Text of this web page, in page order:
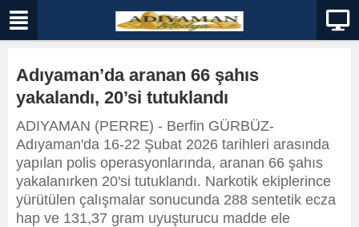
Adıyaman’da aranan 66 şahıs
yakalandı, 20’si tutuklandı
ADIYAMAN (PERRE) - Berfin GÜRBÜZ-
Adıyaman'da 16-22 Şubat 2026 tarihleri arasında
yapılan polis operasyonlarında, aranan 66 şahıs
yakalanırken 20'si tutuklandı. Narkotik ekiplerince
yürütülen çalışmalar sonucunda 288 sentetik ecza
hap ve 131,37 gram uyuşturucu madde ele